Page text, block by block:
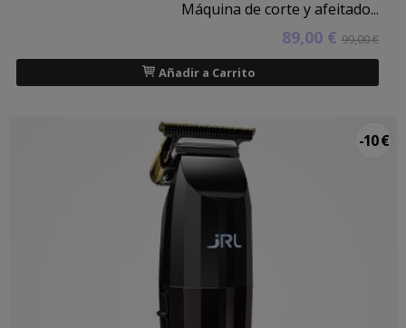
Máquina de corte y afeitado...
89,00 € 99,00 €
Añadir a Carrito
-10 €